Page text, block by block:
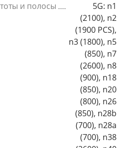
и полосы
5G: n1
(2100), n2
(1900 PCS),
n3 (1800), n5
(850), n7
(2600), n8
(900), n18
(850), n20
(800), n26
(850), n28b
(700), n28a
(700), n38